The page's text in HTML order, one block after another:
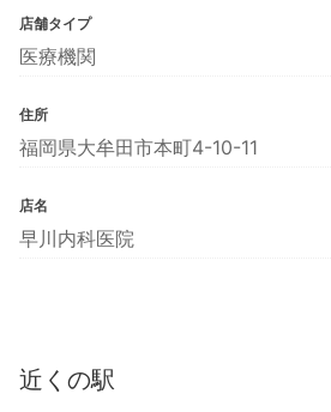
店舗タイプ
医療機関
住所
福岡県大牟田市本町4-10-11
店名
早川内科医院
近くの駅